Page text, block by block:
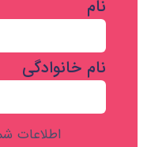
نام
نام خانوادگی
اطلاعات